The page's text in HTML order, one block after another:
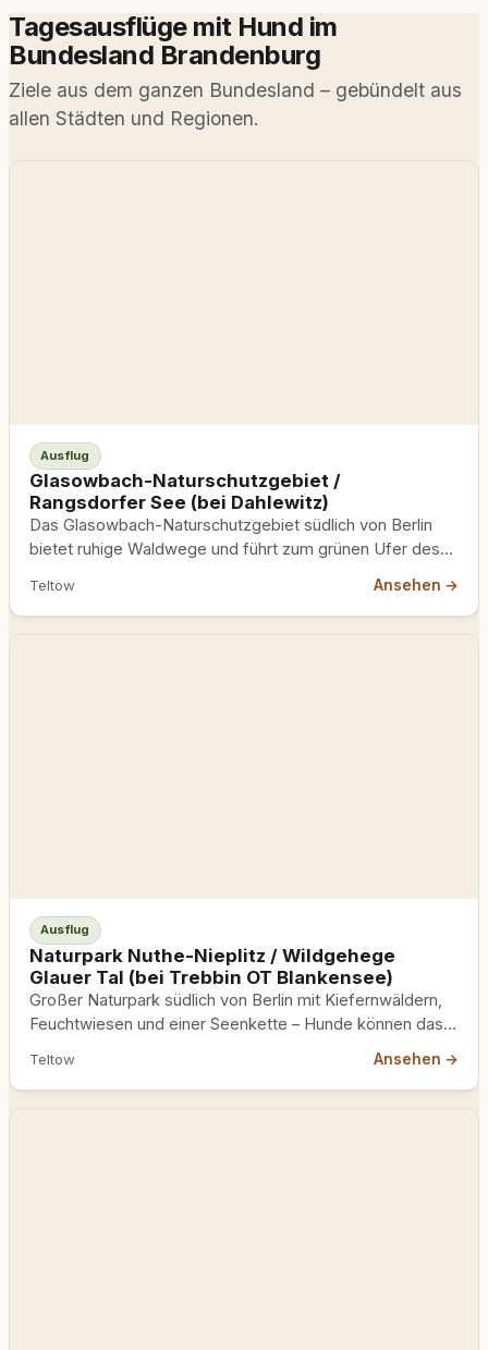
Tagesausflüge mit Hund im
Bundesland Brandenburg
Ziele aus dem ganzen Bundesland – gebündelt aus
allen Städten und Regionen.
Ausflug
Glasowbach-Naturschutzgebiet /
Rangsdorfer See (bei Dahlewitz)
Das Glasowbach-Naturschutzgebiet südlich von Berlin
bietet ruhige Waldwege und führt zum grünen Ufer des
Teltow Ansehen →
Ausflug
Naturpark Nuthe-Nieplitz / Wildgehege
Glauer Tal (bei Trebbin OT Blankensee)
Großer Naturpark südlich von Berlin mit Kiefernwäldern,
Feuchtwiesen und einer Seenkette – Hunde können das
Teltow Ansehen →